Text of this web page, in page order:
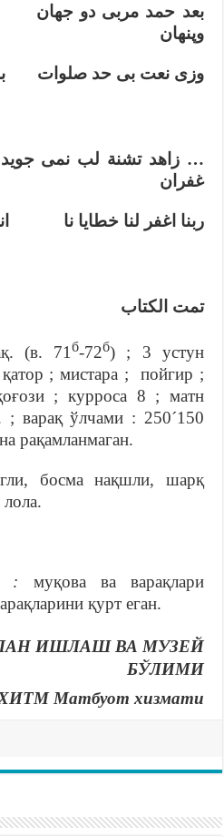
بعد حمد مربى دو
وپنهان
وزى نعت بى حد صلوات
… زاهد تشنة لب نمى
غفران
ربنا اغفر لنا خطايا نا
تمت الكتاب
(в. 71б-72б) ; 3 устун
; мистара ; пойгир ;
; курроса 8 ; матн
варақ ўлчами : 250´150
рақамланмаган.
босма нақшли, шарқ
: муқова ва варақлари
қурт еган.
ИШЛАШ ВА МУЗЕЙ
БЎЛИМИ
Матбуот хизмати